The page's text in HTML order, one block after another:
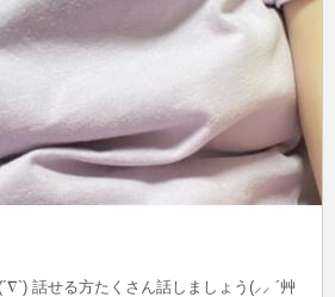
話せる方たくさん話しましょう(⸝⸝ ´艸